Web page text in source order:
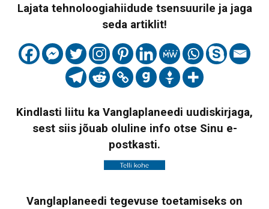
Lajata tehnoloogiahiidude tsensuurile ja jaga
seda artiklit!
Kindlasti liitu ka Vanglaplaneedi uudiskirjaga,
sest siis jõuab oluline info otse Sinu e-
postkasti.
Vanglaplaneedi tegevuse toetamiseks on